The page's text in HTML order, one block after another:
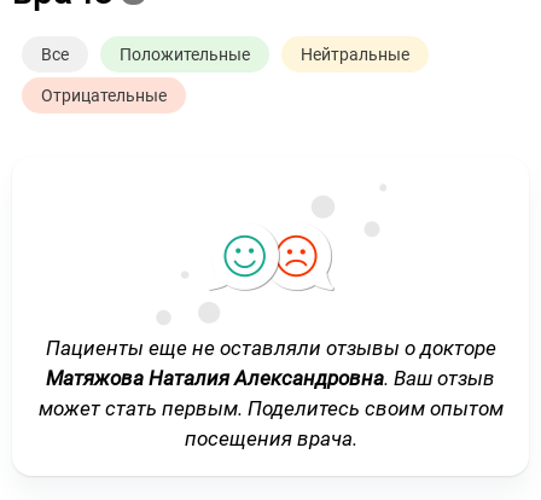
Все Положительные Нейтральные
Отрицательные
Пациенты еще не оставляли отзывы о докторе
Матяжова Наталия Александровна. Ваш отзыв
может стать первым. Поделитесь своим опытом
посещения врача.